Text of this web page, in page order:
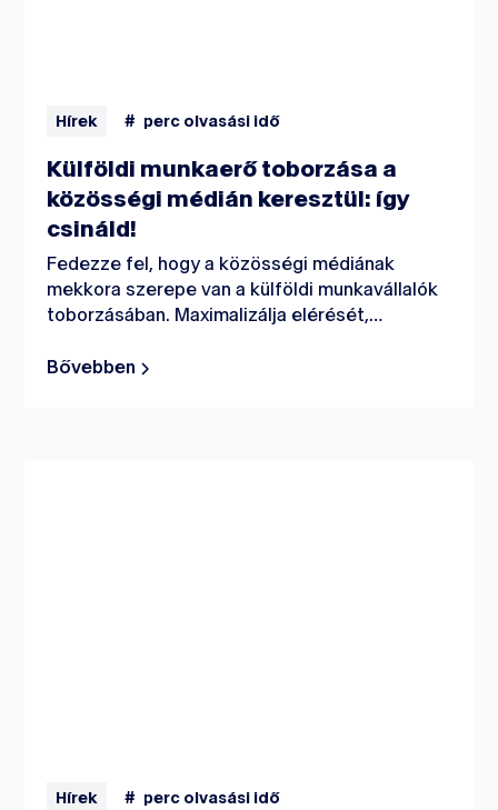
Hírek # perc olvasási idő
Külföldi munkaerő toborzása a
közösségi médián keresztül: így
csináld!
Fedezze fel, hogy a közösségi médiának
mekkora szerepe van a külföldi munkavállalók
toborzásában. Maximalizálja elérését,
platformok stratégiai kihasználásával.
Bővebben
Hírek # perc olvasási idő